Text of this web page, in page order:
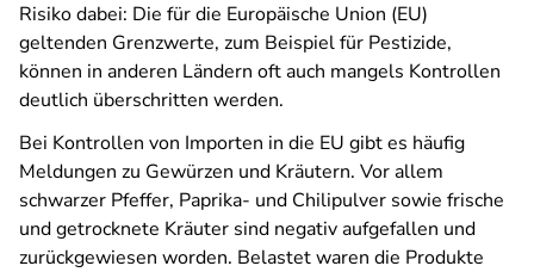
Risiko dabei: Die für die Europäische Union (EU)
geltenden Grenzwerte, zum Beispiel für Pestizide,
können in anderen Ländern oft auch mangels Kontrollen
deutlich überschritten werden.
Bei Kontrollen von Importen in die EU gibt es häufig
Meldungen zu Gewürzen und Kräutern. Vor allem
schwarzer Pfeffer, Paprika- und Chilipulver sowie frische
und getrocknete Kräuter sind negativ aufgefallen und
zurückgewiesen worden. Belastet waren die Produkte